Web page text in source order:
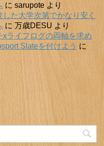
に sarupote より
た大学次第でかなり安く
に万歳DESU より
ライフログの両軸を求め
Slateを付けよう に